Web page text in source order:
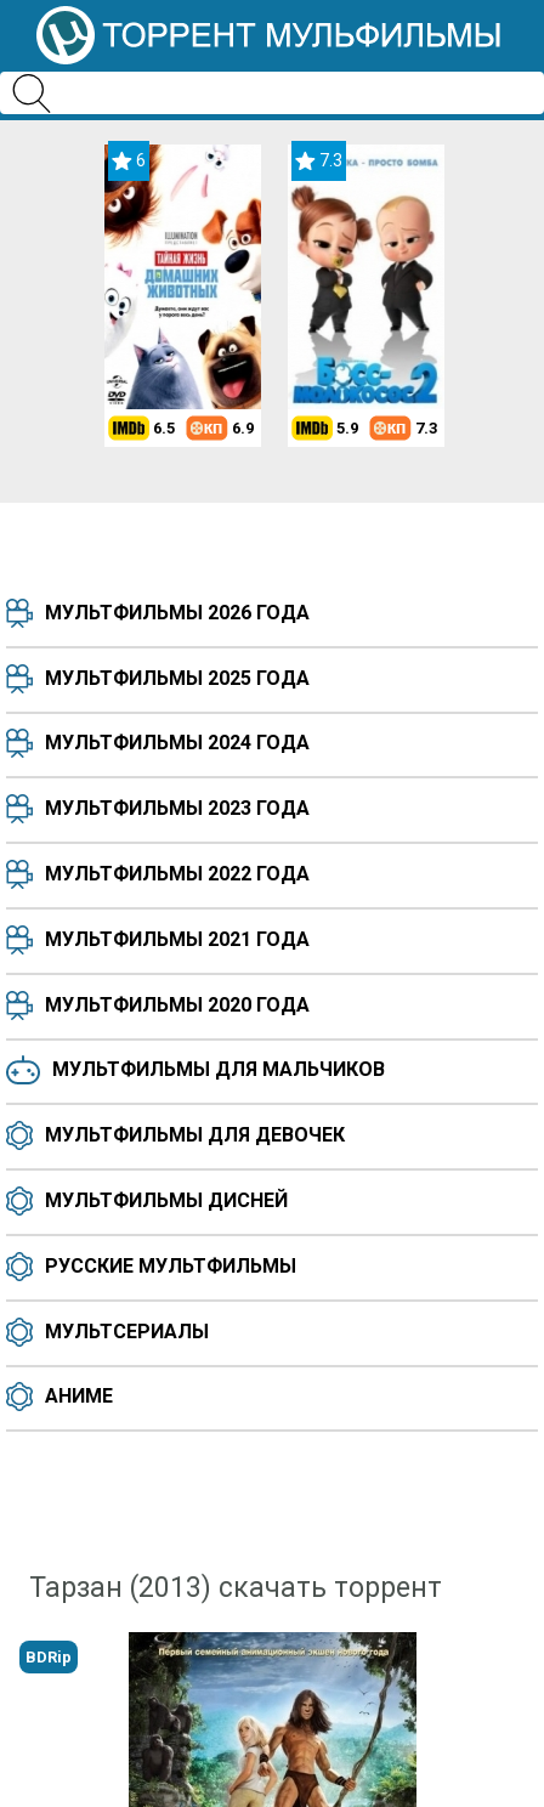
6
6.5 6.9
7.3
5.9 7.3
7.5 8.3
8.3
6.5 6.6
8.2
6.0 6.4
МУЛЬТФИЛЬМЫ 2026 ГОДА
МУЛЬТФИЛЬМЫ 2025 ГОДА
МУЛЬТФИЛЬМЫ 2024 ГОДА
МУЛЬТФИЛЬМЫ 2023 ГОДА
МУЛЬТФИЛЬМЫ 2022 ГОДА
МУЛЬТФИЛЬМЫ 2021 ГОДА
МУЛЬТФИЛЬМЫ 2020 ГОДА
МУЛЬТФИЛЬМЫ ДЛЯ МАЛЬЧИКОВ
МУЛЬТФИЛЬМЫ ДЛЯ ДЕВОЧЕК
МУЛЬТФИЛЬМЫ ДИСНЕЙ
РУССКИЕ МУЛЬТФИЛЬМЫ
МУЛЬТСЕРИАЛЫ
АНИМЕ
Тарзан (2013) скачать торрент
BDRip